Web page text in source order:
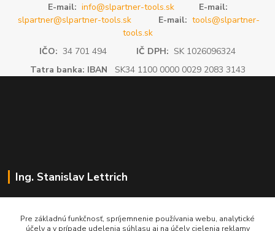
E-mail: info@slpartner-tools.sk
E-mail:
slpartner@slpartner-tools.sk
E-mail: tools@slpartner-
tools.sk
IČO: 34 701 494 IČ DPH: SK 1026096324
Tatra banka: IBAN SK34 1100 0000 0029 2083 3143
Ing. Stanislav Lettrich
Pre základnú funkčnosť, spríjemnenie používania webu, analytické
účely a v prípade udelenia súhlasu aj na účely cielenia reklamy